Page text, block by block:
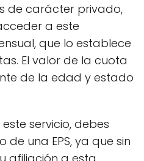
de carácter privado,
a este
que lo establece
El valor de la cuota
de la edad y estado
servicio, debes
una EPS, ya que sin